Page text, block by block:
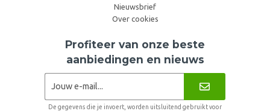
Nieuwsbrief
Over cookies
Profiteer van onze beste
aanbiedingen en nieuws
De gegevens die je invoert, worden uitsluitend gebruikt voor